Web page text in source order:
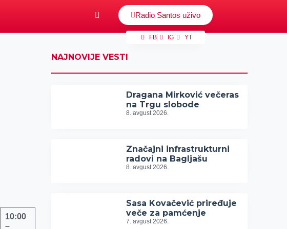
Radio Santos uživo
FB IG YT
10:00
–
NAJNOVIJE VESTI
Dragana Mirković večeras
na Trgu slobode
8. avgust 2026.
Značajni infrastrukturni
radovi na Bagljašu
8. avgust 2026.
Sasa Kovačević priređuje
veče za pamćenje
7. avgust 2026.